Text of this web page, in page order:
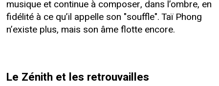
musique et continue à composer, dans l’ombre, en
fidélité à ce qu’il appelle son "souffle". Taï Phong
n’existe plus, mais son âme flotte encore.
Le Zénith et les retrouvailles